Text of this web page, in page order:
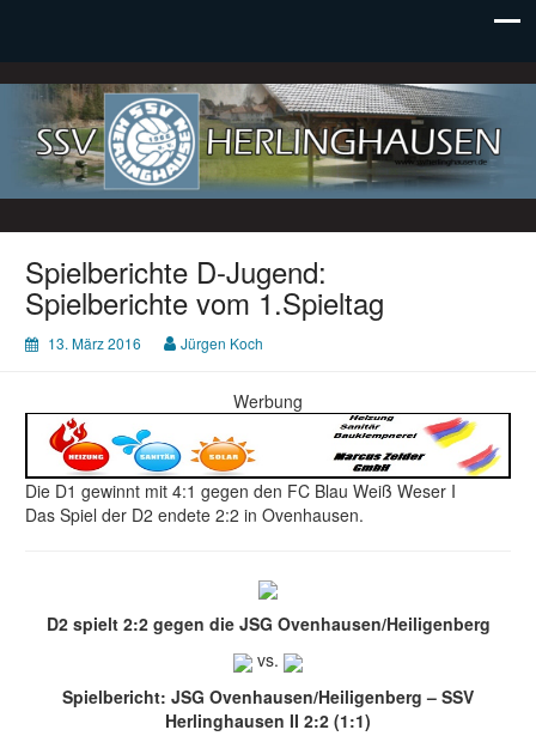
SSV Herlinghausen e. V.
Spielberichte D-Jugend:
Spielberichte vom 1.Spieltag
13. März 2016 Jürgen Koch
Werbung
Die D1 gewinnt mit 4:1 gegen den FC Blau Weiß Weser I
Das Spiel der D2 endete 2:2 in Ovenhausen.
D2 spielt 2:2 gegen die JSG Ovenhausen/Heiligenberg
vs.
Spielbericht: JSG Ovenhausen/Heiligenberg – SSV
Herlinghausen II 2:2 (1:1)